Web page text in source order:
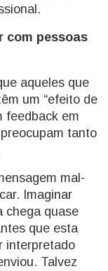
com pessoas
aqueles que
um “efeito de
feedback em
tanto
mal-
Imaginar
chega quase
que esta
interpretado
Talvez